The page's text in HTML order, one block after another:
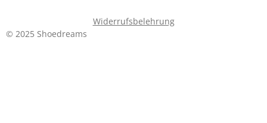
Widerrufsbelehrung
© 2025 Shoedreams